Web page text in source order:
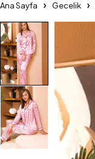
Ana Sayfa Gecelik